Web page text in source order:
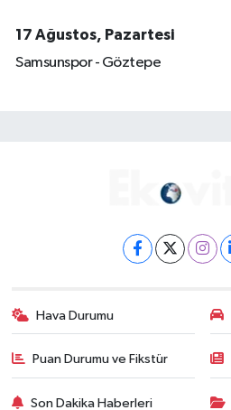
17 Ağustos, Pazartesi
Samsunspor - Göztepe
Hava Durumu
Puan Durumu ve Fikstür
Son Dakika Haberleri